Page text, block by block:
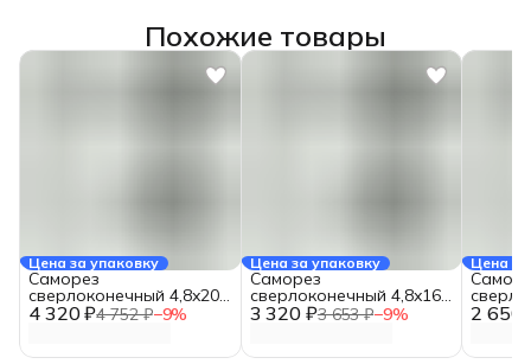
Похожие товары
Цена за упаковку
4 320 ₽4 752 ₽−9%
Саморез
сверлоконечный 4,8x200
(200 шт.)
Цена за упаковку
3 320 ₽3 653 ₽−9%
Саморез
сверлоконечный 4,8x160
(200 шт.)
Цена
2 650
(200